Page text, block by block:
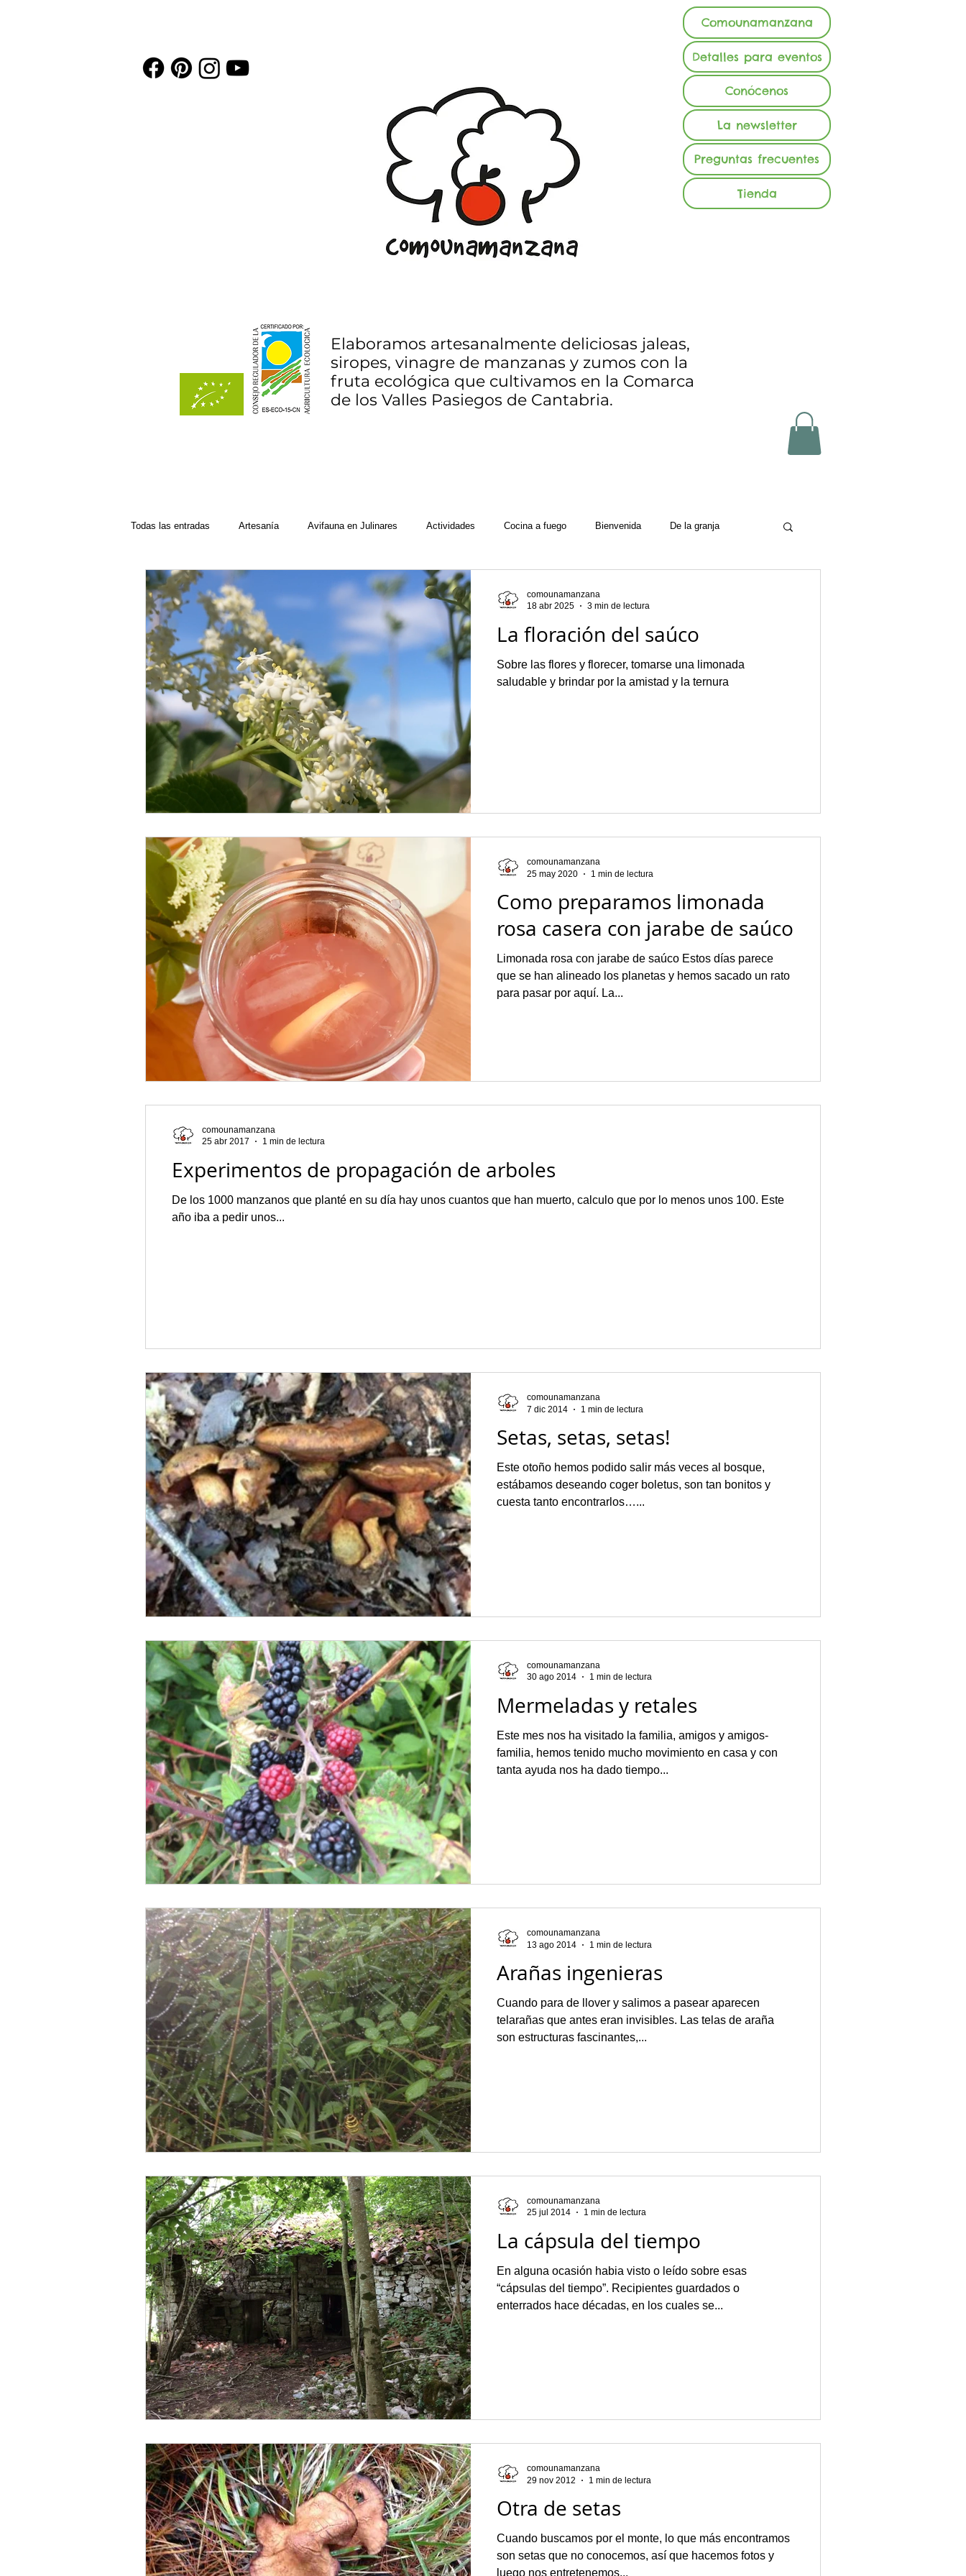
Comounamanzana
Detalles para eventos
Conócenos
La newsletter
Preguntas frecuentes
Tienda
Elaboramos artesanalmente deliciosas jaleas,
siropes, vinagre de manzanas y zumos con la
fruta ecológica que cultivamos en la Comarca
de los Valles Pasiegos de Cantabria.
Todas las entradas Artesanía Avifauna en Julinares Actividades Cocina a fuego Bienvenida De la granja
Del bosque Ecocosucas Herbario de Julinares
Recetas con manzana Recetas de fruta Seams to bee Zero waste o residuo zero zero waste
La floración del saúco
Sobre las flores y florecer, tomarse una limonada
saludable y brindar por la amistad y la ternura
comounamanzana
18 abr 2025
3 min de lectura
Como preparamos limonada
rosa casera con jarabe de saúco
Limonada rosa con jarabe de saúco Estos días parece
que se han alineado los planetas y hemos sacado un rato
para pasar por aquí. La...
comounamanzana
25 may 2020
1 min de lectura
Experimentos de propagación de arboles
De los 1000 manzanos que planté en su día hay unos cuantos que han muerto, calculo que por lo menos unos 100. Este
año iba a pedir unos...
comounamanzana
25 abr 2017
1 min de lectura
Setas, setas, setas!
Este otoño hemos podido salir más veces al bosque,
estábamos deseando coger boletus, son tan bonitos y
cuesta tanto encontrarlos…...
comounamanzana
7 dic 2014
1 min de lectura
Mermeladas y retales
Este mes nos ha visitado la familia, amigos y amigos-
familia, hemos tenido mucho movimiento en casa y con
tanta ayuda nos ha dado tiempo...
comounamanzana
30 ago 2014
1 min de lectura
Arañas ingenieras
Cuando para de llover y salimos a pasear aparecen
telarañas que antes eran invisibles. Las telas de araña
son estructuras fascinantes,...
comounamanzana
13 ago 2014
1 min de lectura
La cápsula del tiempo
En alguna ocasión habia visto o leído sobre esas
“cápsulas del tiempo”. Recipientes guardados o
enterrados hace décadas, en los cuales se...
comounamanzana
25 jul 2014
1 min de lectura
Otra de setas
Cuando buscamos por el monte, lo que más encontramos
son setas que no conocemos, así que hacemos fotos y
luego nos entretenemos...
comounamanzana
29 nov 2012
1 min de lectura